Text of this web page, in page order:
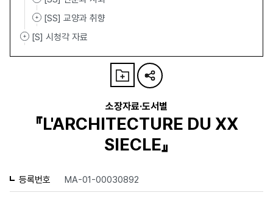
[SS] 교양과 취향
[S] 시청각 자료
소장자료·도서별
『L'ARCHITECTURE DU XX
SIECLE』
등록번호 MA-01-00030892